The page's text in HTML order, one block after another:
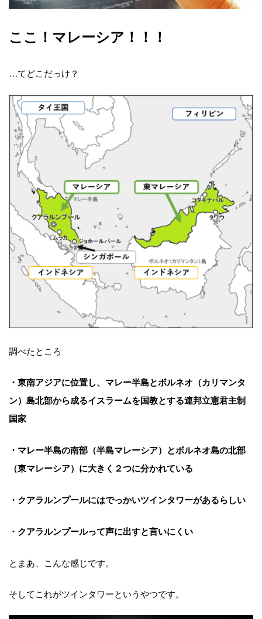
ここ！マレーシア！！！
…てどこだっけ？
調べたところ
・東南アジアに位置し、マレー半島とボルネオ（カリマンタ
ン）島北部から成るイスラームを国教とする連邦立憲君主制
国家
・マレー半島の南部（半島マレーシア）とボルネオ島の北部
（東マレーシア）に大きく２つに分かれている
・クアラルンプールにはでっかいツインタワーがあるらしい
・クアラルンプールって声に出すと言いにくい
とまあ、こんな感じです。
そしてこれがツインタワーというやつです。